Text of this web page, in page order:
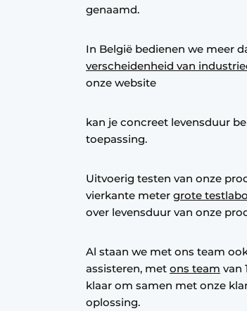
Privacy / Cookie
Vacatures
Video’s
genaamd.
In België bedienen we meer
verscheidenheid van
onze website
kan je concreet levensduur
toepassing.
Uitvoerig testen van onze
vierkante meter grote testlabo
over levensduur van onze
Al staan we met ons team
assisteren, met ons team van
klaar om samen met onze
oplossing.